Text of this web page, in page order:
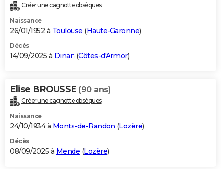
Créer une cagnotte obsèques
Naissance
26/01/1952 à Toulouse (Haute-Garonne)
Décès
14/09/2025 à Dinan (Côtes-d'Armor)
Elise BROUSSE (90 ans)
Créer une cagnotte obsèques
Naissance
24/10/1934 à Monts-de-Randon (Lozère)
Décès
08/09/2025 à Mende (Lozère)